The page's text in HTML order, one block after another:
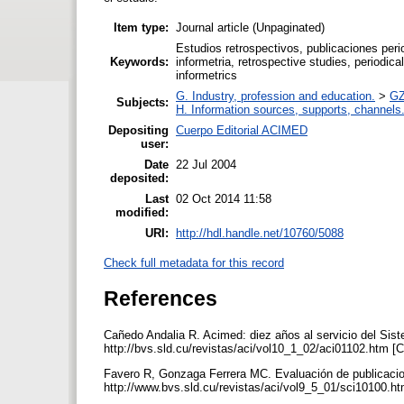
Item type: Journal article (Unpaginated)
Keywords:
Estudios retrospectivos, publicaciones
informetria, retrospective studies,
informetrics
Subjects: G. Industry, profession and education. >
H. Information sources, supports, channels.
Depositing
user:
Cuerpo Editorial ACIMED
Date
deposited:
22 Jul 2004
Last
modified:
02 Oct 2014 11:58
URI: http://hdl.handle.net/10760/5088
Check full metadata for this record
References
Cañedo Andalia R. Acimed: diez años al servicio del
http://bvs.sld.cu/revistas/aci/vol10_1_02/aci01102.htm
Favero R, Gonzaga Ferrera MC. Evaluación de
http://www.bvs.sld.cu/revistas/aci/vol9_5_01/